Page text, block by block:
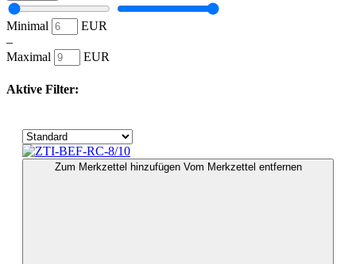
Minimal
EUR
–
Maximal
EUR
Aktive Filter:
Zum Merkzettel hinzufügen Vom Merkzettel entfernen